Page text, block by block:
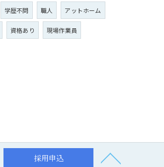
学歴不問 職人 アットホーム
資格あり 現場作業員
採用申込